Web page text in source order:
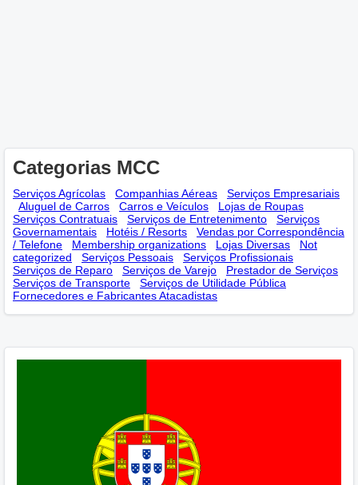
Categorias MCC
Serviços Agrícolas Companhias Aéreas
Serviços Empresariais
Aluguel de Carros
Carros e Veículos
Lojas de Roupas
Serviços Contratuais
Serviços de Entretenimento
Serviços
Governamentais
Hotéis / Resorts
Vendas por Correspondência
/ Telefone
Membership оrganizations Lojas Diversas
Not
categorized
Serviços Pessoais
Serviços Profissionais
Serviços de Reparo
Serviços de Varejo
Prestador de Serviços
Serviços de Transporte
Serviços de Utilidade Pública
Fornecedores e Fabricantes Atacadistas